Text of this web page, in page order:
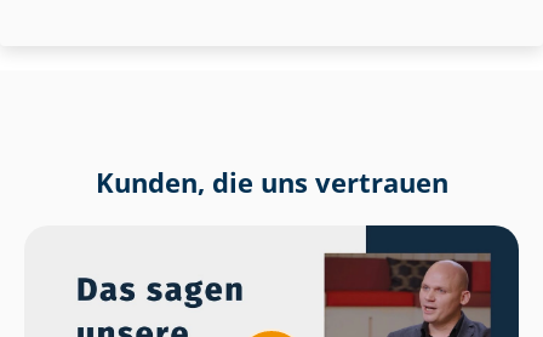
Kunden, die uns vertrauen